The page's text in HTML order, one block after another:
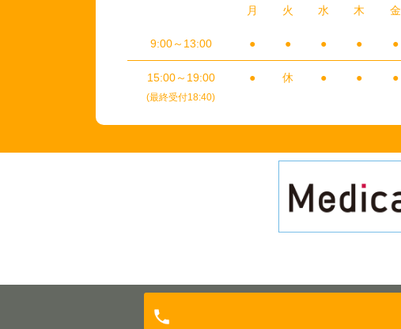
月 火 水 木 金
9:00～13:00 ● ● ● ● ●
15:00～19:00
(最終受付18:40)
● 休 ● ● ●